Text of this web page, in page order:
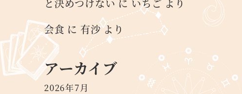
と決めつけない に いちご より
会食 に 有沙より
アーカイブ
2026年7月